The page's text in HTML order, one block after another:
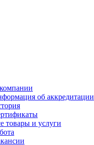
об аккредитации
товары и услуги